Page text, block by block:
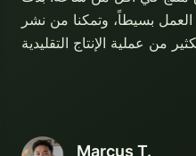
العمل بسيطاً، وتمكنا من نشر
Marcus T.